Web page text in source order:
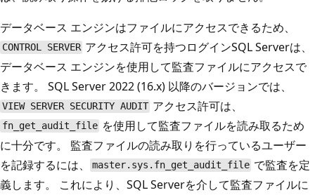
データベース エンジンはファイルにアクセスできるため、
CONTROL SERVER アクセス許可を持つログインSQL Serverは、
データベース エンジンを使用して監査ファイルにアクセスで
きます。 SQL Server 2022 (16.x) 以降のバージョンでは、
VIEW SERVER SECURITY AUDIT アクセス許可は、
fn_get_audit_file を使用して監査ファイルを読み取るため
に十分です。 監査ファイルの読み取りを行っているユーザー
を記録するには、
master.sys.fn_get_audit_file で監査を定
義します。 これにより、SQL Serverを介して監査ファイルに